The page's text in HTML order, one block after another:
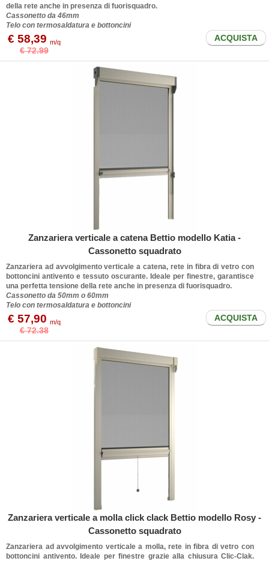
della rete anche in presenza di fuorisquadro.
Cassonetto da 46mm
Telo con termosaldatura e bottoncini
€ 58,39 m/q
€ 72.99
ACQUISTA
Zanzariera verticale a catena Bettio modello Katia -
Cassonetto squadrato
Zanzariera ad avvolgimento verticale a catena, rete in fibra di vetro con
bottoncini antivento e tessuto oscurante. Ideale per finestre, garantisce
una perfetta tensione della rete anche in presenza di fuorisquadro.
Cassonetto da 50mm o 60mm
Telo con termosaldatura e bottoncini
€ 57,90 m/q
€ 72.38
ACQUISTA
Zanzariera verticale a molla click clack Bettio modello Rosy -
Cassonetto squadrato
Zanzariera ad avvolgimento verticale a molla, rete in fibra di vetro con
bottoncini antivento. Ideale per finestre grazie alla chiusura Clic-Clak.